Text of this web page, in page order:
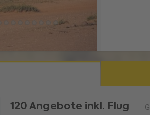
120 Angebote inkl. Flug